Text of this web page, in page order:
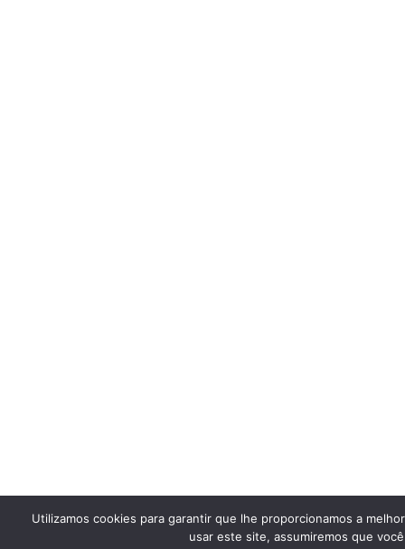
Utilizamos cookies para garantir que lhe proporcionamos a
usar este site, assumiremos que